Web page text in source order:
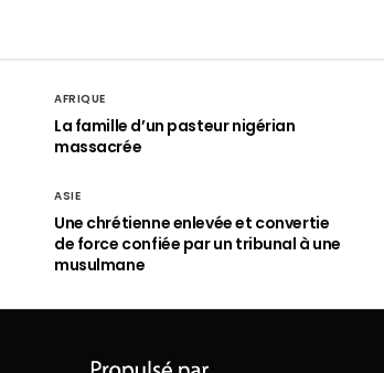
AFRIQUE
La famille d’un pasteur nigérian
massacrée
ASIE
Une chrétienne enlevée et convertie
de force confiée par un tribunal à une
musulmane